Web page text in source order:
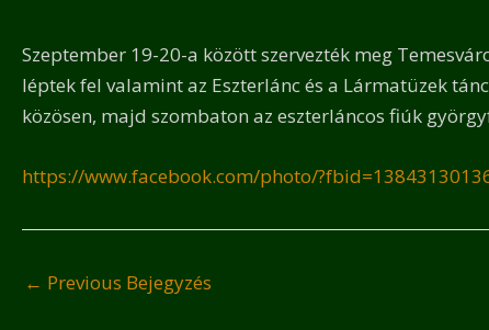
Szeptember 19-20-a között szervezték meg
léptek fel valamint az Eszterlánc és a Lármatüzek
közösen, majd szombaton az eszterláncos fiúk
https://www.facebook.com/photo/
← Previous Bejegyzés